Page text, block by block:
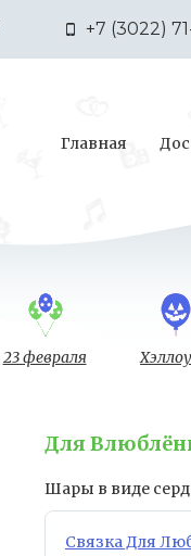
+7 (3022)
Главная
23 февраля
Для
Шары в виде
Связка Для